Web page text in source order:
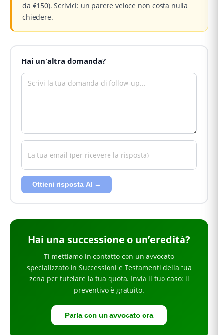
da €150). Scrivici: un parere veloce non costa nulla
chiedere.
Hai un'altra domanda?
Ottieni risposta AI →
Hai una successione o un’eredità?
Ti mettiamo in contatto con un avvocato
specializzato in Successioni e Testamenti della tua
zona per tutelare la tua quota. Invia il tuo caso: il
preventivo è gratuito.
Parla con un avvocato ora